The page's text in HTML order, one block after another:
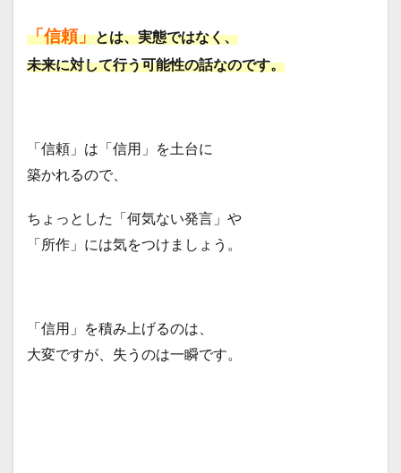
「信頼」とは、実態ではなく、
未来に対して行う可能性の話なのです。
「信頼」は「信用」を土台に
築かれるので、
ちょっとした「何気ない発言」や
「所作」には気をつけましょう。
「信用」を積み上げるのは、
大変ですが、失うのは一瞬です。